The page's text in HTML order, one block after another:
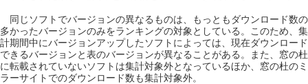
同じソフトでバージョンの異なるものは、もっともダウンロード数の
多かったバージョンのみをランキングの対象としている。このため、集
計期間中にバージョンアップしたソフトによっては、現在ダウンロード
できるバージョンと表のバージョンが異なることがある。また、窓の杜
に転載されていないソフトは集計対象外となっているほか、窓の杜のミ
ラーサイトでのダウンロード数も集計対象外。